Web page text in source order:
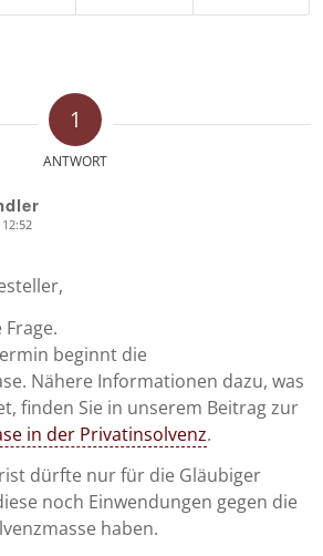
1
ANTWORT
beginnt die
Nähere Informationen dazu, was
finden Sie in unserem Beitrag zur
in der Privatinsolvenz.
dürfte nur für die Gläubiger
noch Einwendungen gegen die
haben.